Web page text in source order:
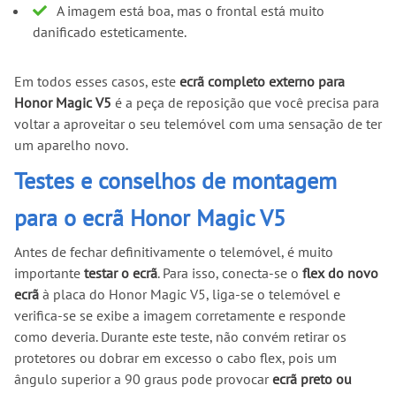
A imagem está boa, mas o frontal está muito
danificado esteticamente.
Em todos esses casos, este ecrã completo externo para
Honor Magic V5 é a peça de reposição que você precisa para
voltar a aproveitar o seu telemóvel com uma sensação de ter
um aparelho novo.
Testes e conselhos de montagem
para o ecrã Honor Magic V5
Antes de fechar definitivamente o telemóvel, é muito
importante testar o ecrã. Para isso, conecta-se o flex do novo
ecrã à placa do Honor Magic V5, liga-se o telemóvel e
verifica-se se exibe a imagem corretamente e responde
como deveria. Durante este teste, não convém retirar os
protetores ou dobrar em excesso o cabo flex, pois um
ângulo superior a 90 graus pode provocarecrã preto ou